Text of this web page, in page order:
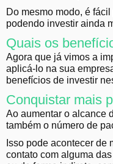
Do mesmo modo, é
podendo investir ainda
Quais os
Agora que já vimos a
aplicá-lo na sua
benefícios de investir
Conquistar mais
Ao aumentar o alcance
também o número de
Isso pode acontecer de
contato com alguma